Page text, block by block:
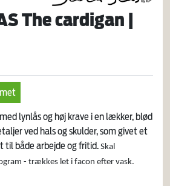
The cardigan |
lynlås og høj krave i en lækker, blød
ved hals og skulder, som givet et
til både arbejde og fritid. Skal
- trækkes let i facon efter vask.